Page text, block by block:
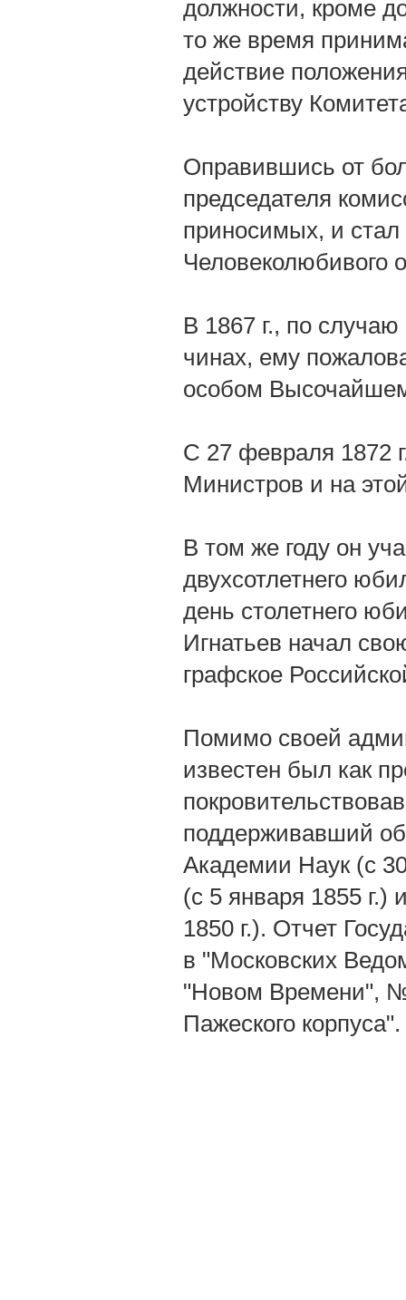
должности, кроме
то же время
действие
устройству
Оправившись от
председателя
приносимых, и
Человеколюбивого
В 1867 г., по
чинах, ему
особом
С 27 февраля 1872
Министров и на
В том же году он
двухсотлетнего
день столетнего
Игнатьев начал
графское
Помимо своей
известен был как
поддерживавший
Академии Наук (с
(с 5 января 1855 г.)
1850 г.). Отчет
в "Московских
"Новом Времени",
Пажеского